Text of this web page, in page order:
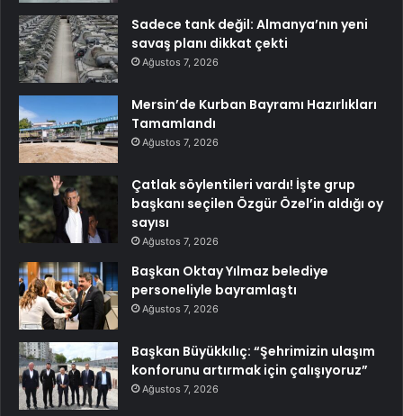
Sadece tank değil: Almanya’nın yeni
savaş planı dikkat çekti
Ağustos 7, 2026
Mersin’de Kurban Bayramı Hazırlıkları
Tamamlandı
Ağustos 7, 2026
Çatlak söylentileri vardı! İşte grup
başkanı seçilen Özgür Özel’in aldığı oy
sayısı
Ağustos 7, 2026
Başkan Oktay Yılmaz belediye
personeliyle bayramlaştı
Ağustos 7, 2026
Başkan Büyükkılıç: “Şehrimizin ulaşım
konforunu artırmak için çalışıyoruz”
Ağustos 7, 2026